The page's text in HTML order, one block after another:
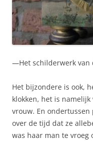
—Het schilderwerk van
Het bijzondere is ook,
klokken, het is namelijk
vrouw. En
over de tijd dat ze
was haar man te vroeg